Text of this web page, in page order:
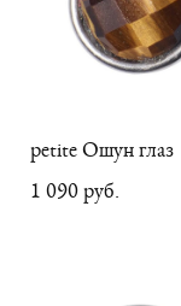
petite Ошун глаз
1 090 pуб.